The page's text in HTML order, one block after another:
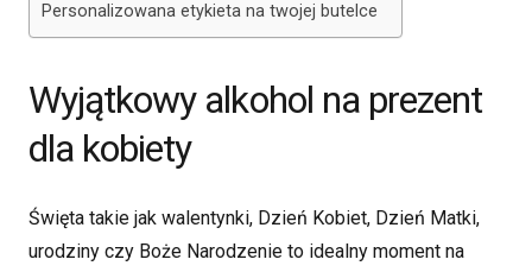
Personalizowana etykieta na twojej butelce
Wyjątkowy alkohol na prezent
dla kobiety
Święta takie jak walentynki, Dzień Kobiet, Dzień Matki,
urodziny czy Boże Narodzenie to idealny moment na